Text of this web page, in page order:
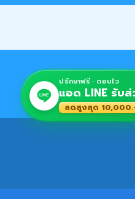
LINE
ปรึกษาฟรี · ตอบไว
แอด LINE รับ
ลดสูงสุด